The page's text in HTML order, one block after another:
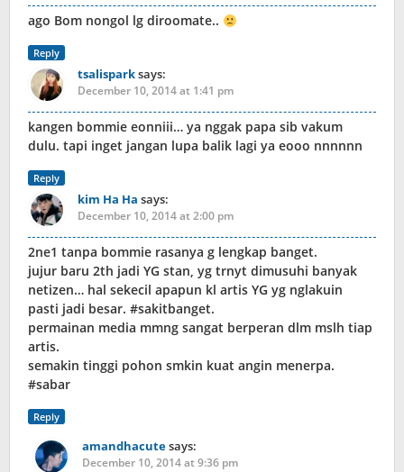
ago Bom nongol lg diroomate..
Reply
tsalisparksays:
December 10, 2014 at 1:41 pm
kangen bommie eonniii… ya nggak papa sib vakum
dulu. tapi inget jangan lupa balik lagi ya eooo nnnnnn
Reply
kim Ha Ha says:
December 10, 2014 at 2:00 pm
2ne1 tanpa bommie rasanya g lengkap banget.
jujur baru 2th jadi YG stan, yg trnyt dimusuhi banyak
netizen… hal sekecil apapun kl artis YG yg nglakuin
pasti jadi besar. #sakitbanget.
permainan media mmng sangat berperan dlm mslh tiap
artis.
semakin tinggi pohon smkin kuat angin menerpa.
#sabar
Reply
amandhacutesays:
December 10, 2014 at 9:36 pm